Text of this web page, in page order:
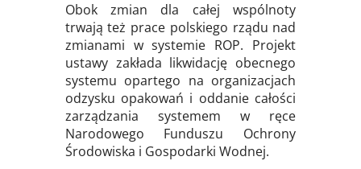
Obok zmian dla całej wspólnoty
trwają też prace polskiego rządu nad
zmianami w systemie ROP. Projekt
ustawy zakłada likwidację obecnego
systemu opartego na organizacjach
odzysku opakowań i oddanie całości
zarządzania systemem w ręce
Narodowego Funduszu Ochrony
Środowiska i Gospodarki Wodnej.